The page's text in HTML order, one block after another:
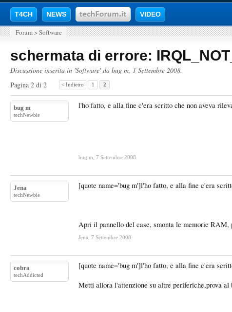
T4CH NEWS VIDEO
Forum > Software
schermata di errore:
Discussione inserita in 'Software' da bug m, 1 Settembre 2008.
Pagina 2 di 2
< Indietro 1 2
bug m
techNewbie
l'ho fatto, e alla fine c'era scritto che non aveva
bug m 7 Settembre 2008
Jena
techNewbie
[quote name='bug m']l'ho fatto, e alla fine c'era
Apri il pannello del case, smonta le memorie RAM,
Jena 7 Settembre 2008
cobra
techAddicted
[quote name='bug m']l'ho fatto, e alla fine c'era
Metti allora l'attenzione su altre periferiche,prova al